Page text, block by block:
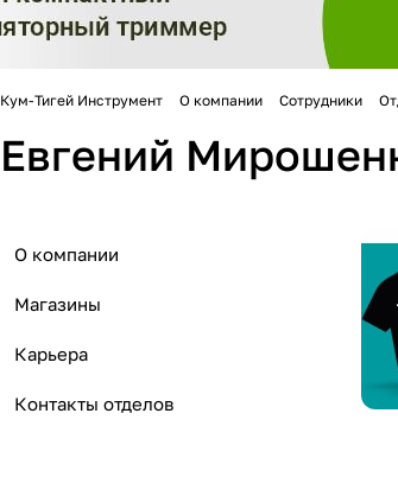
Кум-Тигей Инструмент О компании Сотрудники
Евгений
О компании
Магазины
Карьера
Контакты отделов